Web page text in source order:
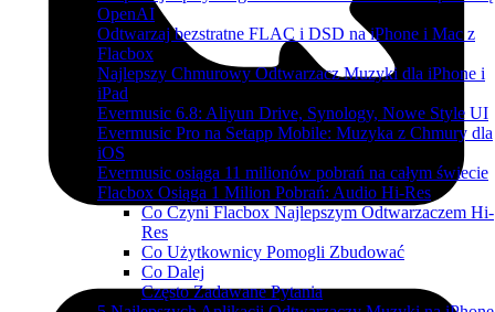
OpenAI
Odtwarzaj bezstratne FLAC i DSD na iPhone i Mac z
Flacbox
Najlepszy Chmurowy Odtwarzacz Muzyki dla iPhone i
iPad
Evermusic 6.8: Aliyun Drive, Synology, Nowe Style UI
Evermusic Pro na Setapp Mobile: Muzyka z Chmury dla
iOS
Evermusic osiąga 11 milionów pobrań na całym świecie
Flacbox Osiąga 1 Milion Pobrań: Audio Hi-Res
Co Czyni Flacbox Najlepszym Odtwarzaczem Hi-
Res
Co Użytkownicy Pomogli Zbudować
Co Dalej
Często Zadawane Pytania